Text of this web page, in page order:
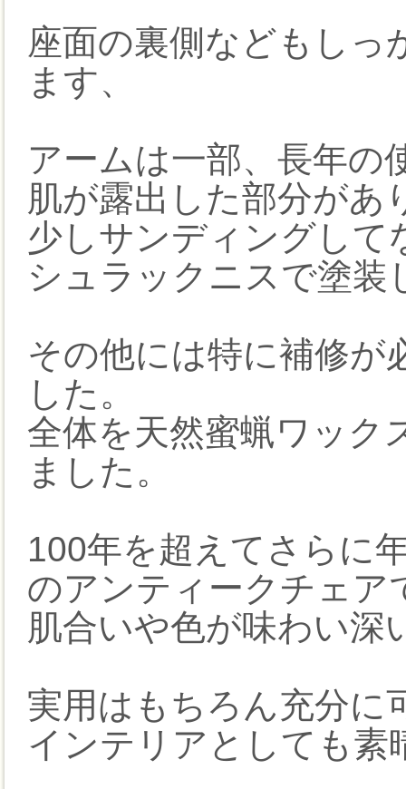
座面の裏側などもしっ
ます、
アームは一部、長年の
肌が露出した部分があ
少しサンディングして
シュラックニスで塗
その他には特に補修が
した。
全体を天然蜜蝋ワック
ました。
100年を超えてさらに
のアンティークチェア
肌合いや色が味わい深
実用はもちろん充分に
インテリアとしても素